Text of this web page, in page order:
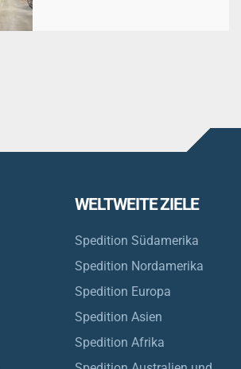
WELTWEITE ZIELE
Spedition Südamerika
Spedition Nordamerika
Spedition Europa
Spedition Asien
Spedition Afrika